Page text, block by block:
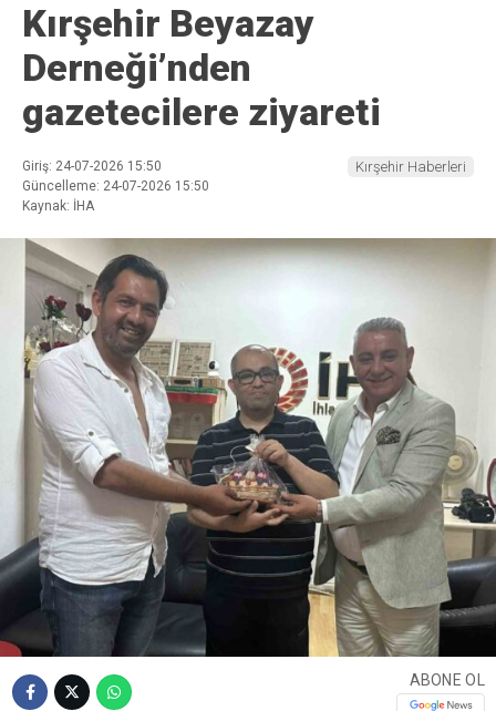
Kırşehir Beyazay
Derneği’nden
gazetecilere ziyareti
Giriş: 24-07-2026 15:50
Güncelleme: 24-07-2026 15:50
Kaynak: İHA
Kırşehir Haberleri
ABONE OL